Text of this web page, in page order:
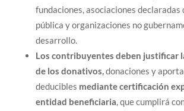
fundaciones, asociaciones declaradas
pública y organizaciones no
desarrollo.
Los contribuyentes deben justificar
de los donativos,donaciones y
deducibles mediante certificación
entidad beneficiaria, que cumplirá